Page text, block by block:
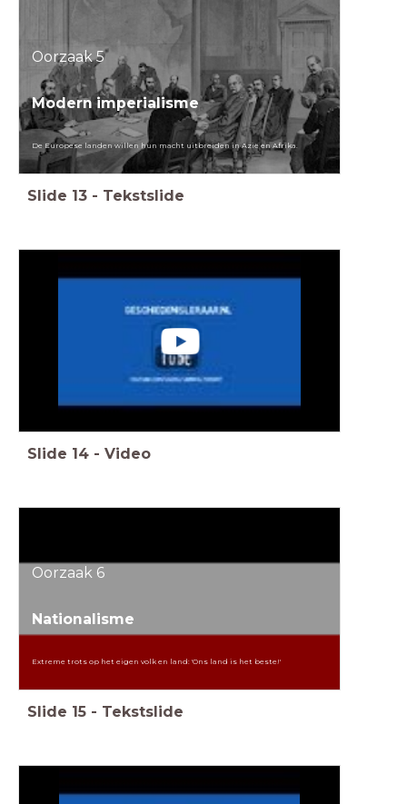
Oorzaak 5
Modern imperialisme
De Europese landen willen hun macht uitbreiden in Azië en Afrika.
Slide 13 - Tekstslide
Slide 14 - Video
Oorzaak 6
Nationalisme
Extreme trots op het eigen volk en land: 'Ons land is het beste!'
Slide 15 - Tekstslide